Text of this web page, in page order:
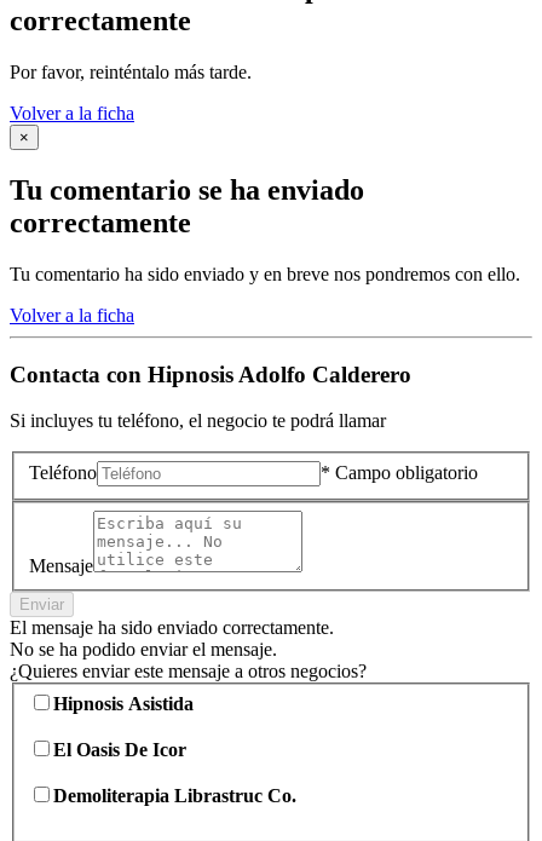
correctamente
Por favor, reinténtalo más tarde.
Volver a la ficha
×
Tu comentario se ha enviado
correctamente
Tu comentario ha sido enviado y en breve nos pondremos con ello.
Volver a la ficha
Contacta con Hipnosis Adolfo Calderero
Si incluyes tu teléfono, el negocio te podrá llamar
Teléfono * Campo obligatorio
Mensaje
Enviar
El mensaje ha sido enviado correctamente.
No se ha podido enviar el mensaje.
¿Quieres enviar este mensaje a otros negocios?
Hipnosis Asistida
El Oasis De Icor
Demoliterapia Librastruc Co.